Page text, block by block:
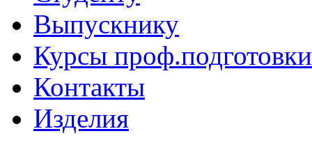
Выпускнику
Курсы проф.подготовки
Контакты
Изделия